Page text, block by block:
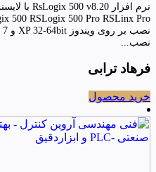
نصب...
فرهاد ترابی
خرید محصول